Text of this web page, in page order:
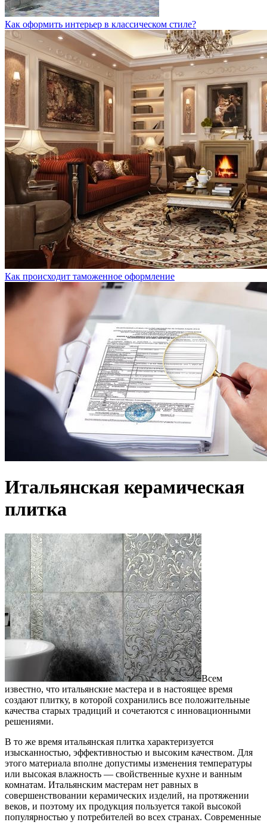
Как оформить интерьер в классическом стиле?
Как происходит таможенное оформление
Итальянская керамическая
плитка
Всем
известно, что итальянские мастера и в настоящее время
создают плитку, в которой сохранились все положительные
качества старых традиций и сочетаются с инновационными
решениями.
В то же время итальянская плитка характеризуется
изысканностью, эффективностью и высоким качеством. Для
этого материала вполне допустимы изменения температуры
или высокая влажность — свойственные кухне и ванным
комнатам. Итальянским мастерам нет равных в
совершенствовании керамических изделий, на протяжении
веков, и поэтому их продукция пользуется такой высокой
популярностью у потребителей во всех странах. Современные